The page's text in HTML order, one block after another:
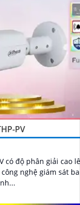
PV
có độ phân giải cao